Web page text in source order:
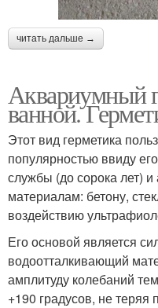
читать дальше →
Аквариумный
ванной.
Этот вид герметика
популярностью ввиду
службы (до сорока лет)
материалам: бетону,
воздействию
Его основой является
водоотталкивающий
амплитуду колебаний
+190 градусов, не теряя